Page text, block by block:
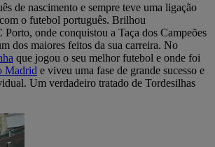
de nascimento e sempre teve uma ligação
o futebol português. Brilhou
onde conquistou a Taça dos Campeões
dos maiores feitos da sua carreira. No
que jogou o seu melhor futebol e onde foi
Madrid e viveu uma fase de grande sucesso e
Um verdadeiro tratado de Tordesilhas